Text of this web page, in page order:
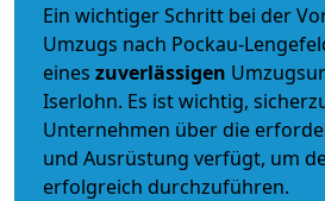
Ein wichtiger Schritt bei der
Umzugs nach Pockau-
eines zuverlässigen
Iserlohn. Es ist wichtig,
Unternehmen über die
und Ausrüstung verfügt, um
erfolgreich durchzuführen.